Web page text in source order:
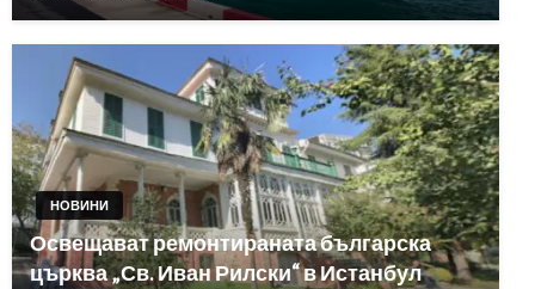
НОВИНИ
Освещават ремонтираната българска
църква „Св. Иван Рилски“ в Истанбул